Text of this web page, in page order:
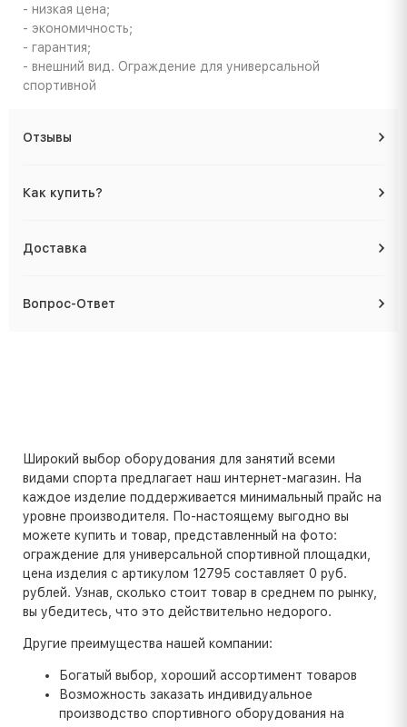
- низкая цена;
- экономичность;
- гарантия;
- внешний вид. Ограждение для универсальной
спортивной
Отзывы
Как купить?
Доставка
Вопрос-Ответ
Широкий выбор оборудования для занятий всеми
видами спорта предлагает наш интернет-магазин. На
каждое изделие поддерживается минимальный прайс на
уровне производителя. По-настоящему выгодно вы
можете купить и товар, представленный на фото:
ограждение для универсальной спортивной площадки,
цена изделия с артикулом 12795 составляет 0 руб.
рублей. Узнав, сколько стоит товар в среднем по рынку,
вы убедитесь, что это действительно недорого.
Другие преимущества нашей компании:
Богатый выбор, хороший ассортимент товаров
Возможность заказать индивидуальное
производство спортивного оборудования на